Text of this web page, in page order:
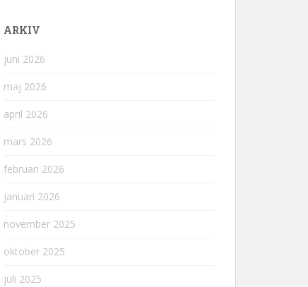
ARKIV
juni 2026
maj 2026
april 2026
mars 2026
februari 2026
januari 2026
november 2025
oktober 2025
juli 2025